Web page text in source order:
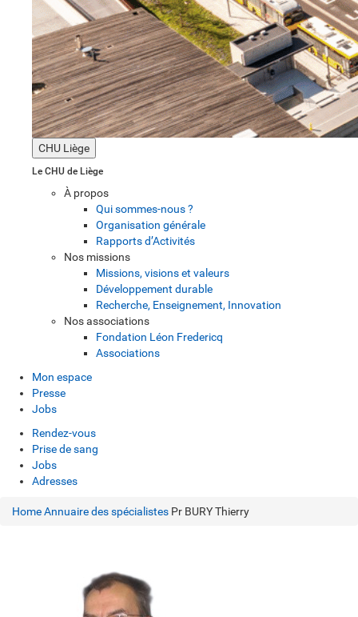
CHU Liège
Le CHU de Liège
À propos
Qui sommes-nous ?
Organisation générale
Rapports d’Activités
Nos missions
Missions, visions et valeurs
Développement durable
Recherche, Enseignement, Innovation
Nos associations
Fondation Léon Fredericq
Associations
Mon espace
Presse
Jobs
Rendez-vous
Prise de sang
Jobs
Adresses
HomeAnnuaire des spécialistes Pr BURY Thierry